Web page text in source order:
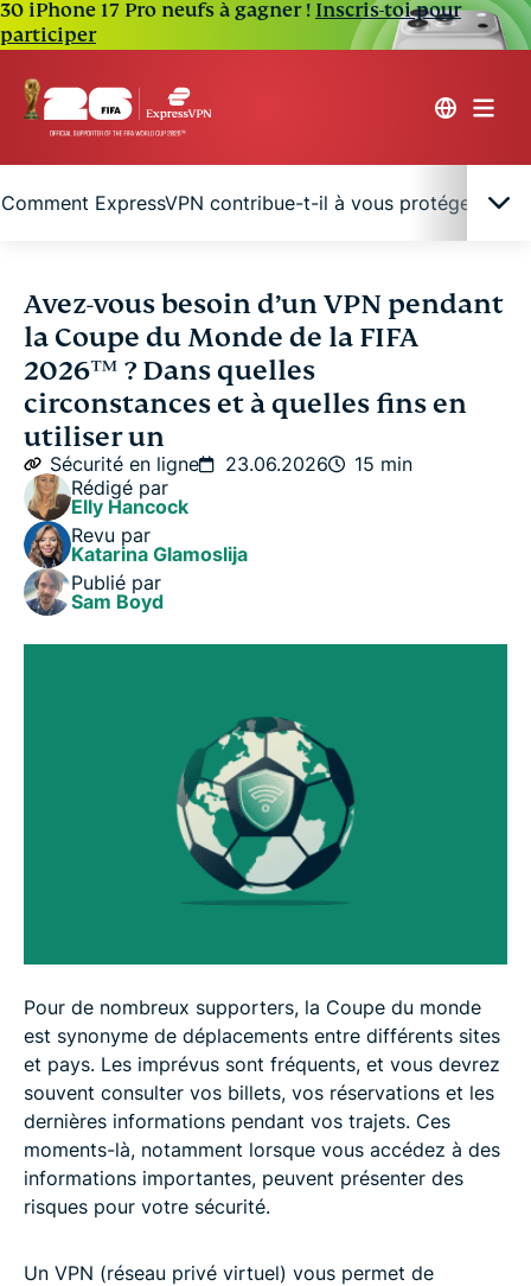
30 iPhone 17 Pro neufs à gagner ! Inscris-toi pour
participer
Comment ExpressVPN contribue-t-il à vous protéger tout
Pourquoi est-il important d’utiliser un VPN
pendant la Coupe du Monde de la FIFA 2026™️ ?
Quand utiliser un VPN pendant la Coupe du Monde
de la FIFA 2026™️ ?
Comment ExpressVPN contribue-t-il à vous
protéger tout au long de la Coupe du Monde de la
FIFA 2026™️ ?
Guide rapide sur les VPN pour les supporters
Avez-vous besoin d’un VPN pendant
la Coupe du Monde de la FIFA
2026™️ ? Dans quelles
circonstances et à quelles fins en
utiliser un
Sécurité en ligne 23.06.2026
15 min
Rédigé par
Elly Hancock
Revu par
Katarina Glamoslija
Publié par
Sam Boyd
Pour de nombreux supporters, la Coupe du monde
est synonyme de déplacements entre différents sites
et pays. Les imprévus sont fréquents, et vous devrez
souvent consulter vos billets, vos réservations et les
dernières informations pendant vos trajets. Ces
moments-là, notamment lorsque vous accédez à des
informations importantes, peuvent présenter des
risques pour votre sécurité.
Un VPN (réseau privé virtuel) vous permet de